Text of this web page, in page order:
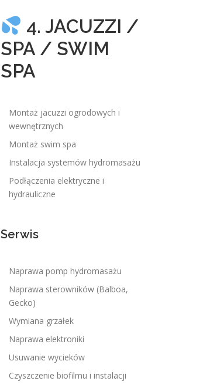
4. JACUZZI /
SPA / SWIM
SPA
Montaż jacuzzi ogrodowych i
wewnętrznych
Montaż swim spa
Instalacja systemów hydromasażu
Podłączenia elektryczne i
hydrauliczne
Serwis
Naprawa pomp hydromasażu
Naprawa sterowników (Balboa,
Gecko)
Wymiana grzałek
Naprawa elektroniki
Usuwanie wycieków
Czyszczenie biofilmu i instalacji